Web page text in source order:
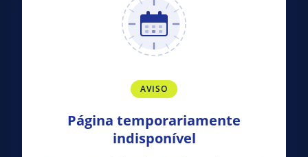
AVISO
Página temporariamente
indisponível